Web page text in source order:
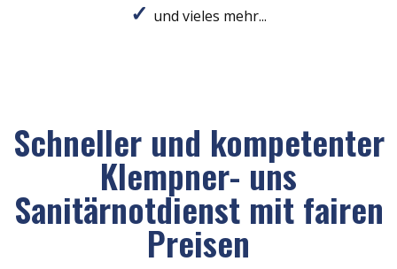
und vieles mehr...
Schneller und kompetenter
Klempner- uns
Sanitärnotdienst mit fairen
Preisen